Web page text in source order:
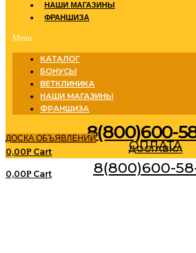
НАШИ МАГАЗИНЫ
ФРАНШИЗА
Menu
КАТАЛОГ
БОНУСЫ
ВЕТКЛИНИКА
НАШИ МАГАЗИНЫ
ФРАНШИЗА
8(800)600-
ДОСКА ОБЪЯВЛЕНИЙ
ДОСТАВКА
ОПЛАТА
0,00Р Cart
8(800)600-
0,00Р Cart